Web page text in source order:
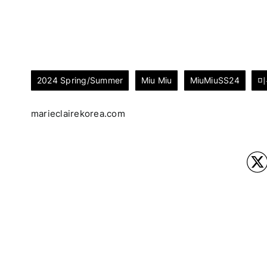
2024 Spring/Summer Miu Miu MiuMiuSS24
marieclairekorea.com